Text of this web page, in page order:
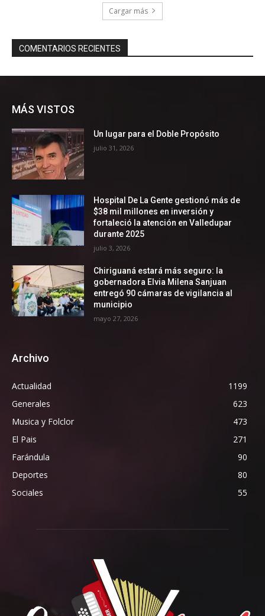
MÁS VISTOS
Un lugar para el Doble Propósito
julio 31, 2026
Hospital De La Gente gestionó más de
$38 mil millones en inversión y
fortaleció la atención en Valledupar
durante 2025
julio 3, 2026
Chiriguaná estará más seguro: la
gobernadora Elvia Milena Sanjuan
entregó 90 cámaras de vigilancia al
municipio
mayo 27, 2026
Archivo
Actualidad
1199
Generales
623
Musica y Folclor
473
El Pais
271
Farándula
90
Deportes
80
Sociales
55